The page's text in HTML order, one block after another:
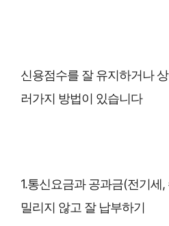
신용점수를 잘 유지하거나
러가지 방법이 있습니다
1.통신요금과 공과금(전기세
밀리지 않고 잘 납부하기